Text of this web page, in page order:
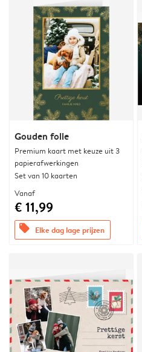
Gouden folie
Premium kaart met keuze uit 3
papierafwerkingen
Set van 10 kaarten
Vanaf
€ 11,99
offers Elke dag lage prijzen